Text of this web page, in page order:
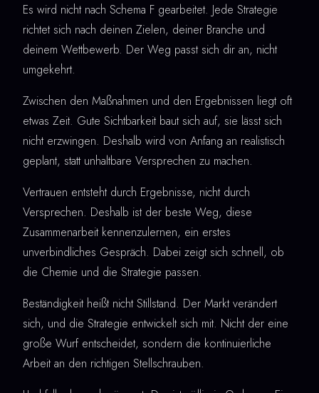
Es wird nicht nach Schema F gearbeitet. Jede Strategie
richtet sich nach deinen Zielen, deiner Branche und
deinem Wettbewerb. Der Weg passt sich dir an, nicht
umgekehrt.
Zwischen den Maßnahmen und den Ergebnissen liegt oft
etwas Zeit. Gute Sichtbarkeit baut sich auf, sie lässt sich
nicht erzwingen. Deshalb wird von Anfang an realistisch
geplant, statt unhaltbare Versprechen zu machen.
Vertrauen entsteht durch Ergebnisse, nicht durch
Versprechen. Deshalb ist der beste Weg, diese
Zusammenarbeit kennenzulernen, ein erstes
unverbindliches Gespräch. Dabei zeigt sich schnell, ob
die Chemie und die Strategie passen.
Beständigkeit heißt nicht Stillstand. Der Markt verändert
sich, und die Strategie entwickelt sich mit. Nicht der eine
große Wurf entscheidet, sondern die kontinuierliche
Arbeit an den richtigen Stellschrauben.